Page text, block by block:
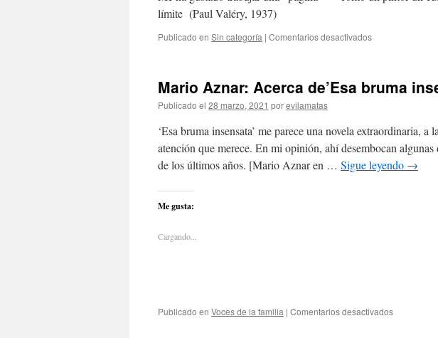
límite (Paul Valéry, 1937)
Publicado en Sin categoría | Comentarios desactivados
Mario Aznar: Acerca de’Esa bruma
Publicado el 28 marzo, 2021 porevilamatas
‘Esa bruma insensata’ me parece una novela extraordinaria, a
atención que merece. En mi opinión, ahí desembocan
de los últimos años. [Mario Aznar en … Sigue leyendo →
Me gusta:
Cargando...
Publicado en Voces de la familia | Comentarios desactivados